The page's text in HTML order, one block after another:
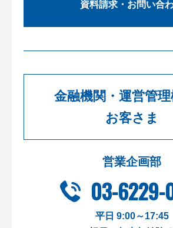
資料請求・お問い合
金融機関・運営管
お客さま
営業企画部
03-6229-
平日 9:00～17:45